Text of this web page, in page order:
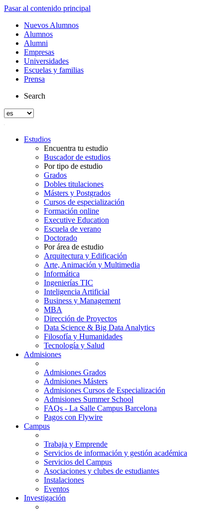
Pasar al contenido principal
Nuevos Alumnos
Alumnos
Alumni
Empresas
Universidades
Escuelas y familias
Prensa
Search
Estudios
Encuentra tu estudio
Buscador de estudios
Por tipo de estudio
Grados
Dobles titulaciones
Másters y Postgrados
Cursos de especialización
Formación online
Executive Education
Escuela de verano
Doctorado
Por área de estudio
Arquitectura y Edificación
Arte, Animación y Multimedia
Informática
Ingenierías TIC
Inteligencia Artificial
Business y Management
MBA
Dirección de Proyectos
Data Science & Big Data Analytics
Filosofía y Humanidades
Tecnología y Salud
Admisiones
Admisiones Grados
Admisiones Másters
Admisiones Cursos de Especialización
Admisiones Summer School
FAQs - La Salle Campus Barcelona
Pagos con Flywire
Campus
Trabaja y Emprende
Servicios de información y gestión académica
Servicios del Campus
Asociaciones y clubes de estudiantes
Instalaciones
Eventos
Investigación